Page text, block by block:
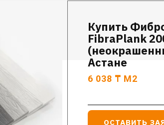
Купить
FibraPlank
Астане
6 038 ₸ М2
ОСТАВИТЬ